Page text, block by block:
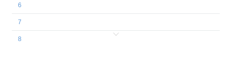
6
7
8